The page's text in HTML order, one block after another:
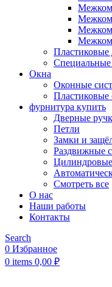
Пластиковые
Специальные
Окна
Оконные
Пластиковые
фурнитура купить
Дверные
Петли
Замки и
Раздвижные
Смотреть все
О нас
Наши работы
Контакты
Search
0 Избранное
0 items 0,00 ₽